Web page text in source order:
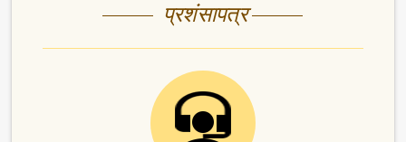
प्रशंसापत्र